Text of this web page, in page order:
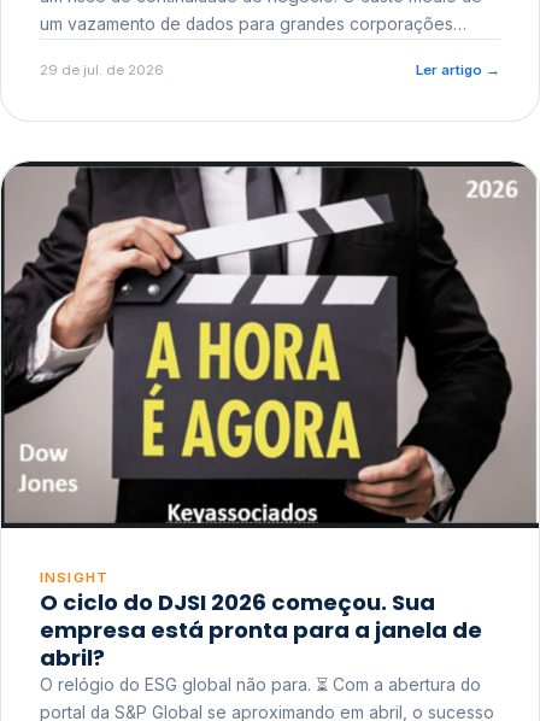
um vazamento de dados para grandes corporações
reputacional e o risco regulatório junto a órgãos como a
29 de jul. de 2026 Ler artigo →
INSIGHT
O ciclo do DJSI 2026 começou. Sua
empresa está pronta para a janela de
abril?
O relógio do ESG global não para. ⏳ Com a abertura do
portal da S&P Global se aproximando em abril, o sucesso